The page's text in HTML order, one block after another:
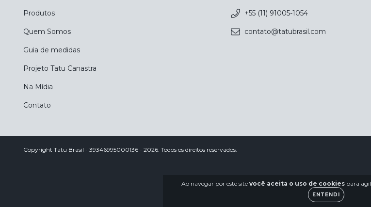
Ao navegar por este site você aceita o uso de cookiespara
ENTENDI
Produtos
Quem Somos
Guia de medidas
Projeto Tatu Canastra
Na Mídia
Contato
+55 (11) 91005-1054
contato@tatubrasil.com
Copyright Tatu Brasil - 39346995000136 - 2026. Todos os direitos reservados.